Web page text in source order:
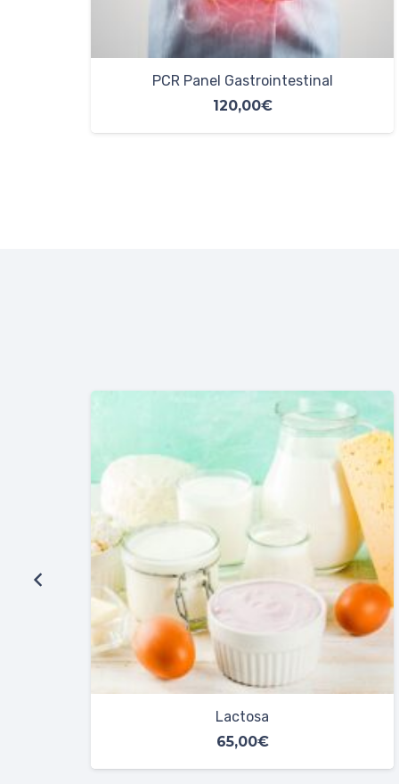
Sobrecrecimiento Bacteriano
75,00€
Fructosa
65,00€